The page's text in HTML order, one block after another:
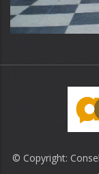
© Copyright: